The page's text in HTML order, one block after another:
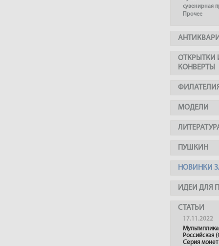
сувенирная
Прочее
ОТКРЫТКИ
КОНВЕРТЫ
МОДЕЛИ
ПУШКИН
НОВИНКИ
ИДЕИ ДЛЯ
СТАТЬИ
17.11.2022
Российская
Серия монет